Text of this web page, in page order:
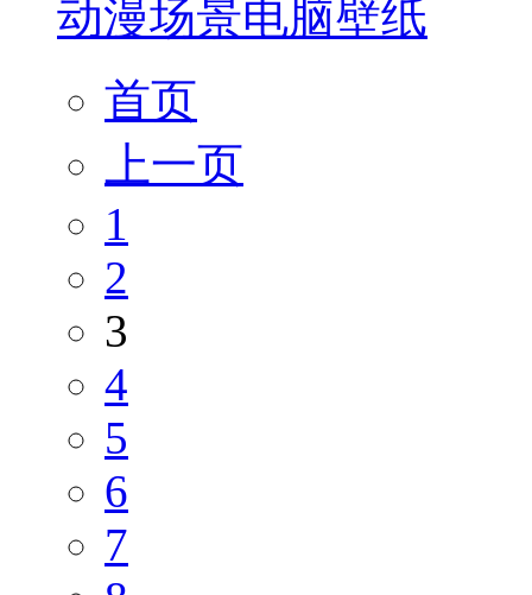
动漫场景电脑壁纸
首页
上一页
1
2
3
4
5
6
7